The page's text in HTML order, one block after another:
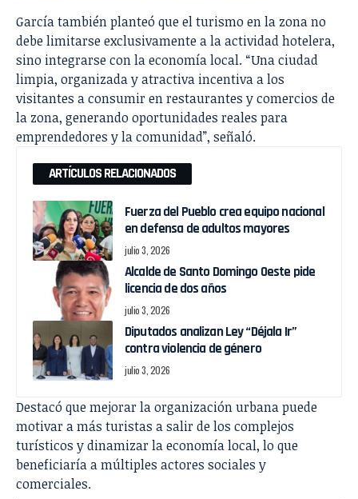
García también planteó que el turismo en la zona no
debe limitarse exclusivamente a la actividad hotelera,
sino integrarse con la economía local. “Una ciudad
limpia, organizada y atractiva incentiva a los
visitantes a consumir en restaurantes y comercios de
la zona, generando oportunidades reales para
emprendedores y la comunidad”, señaló.
ARTÍCULOS RELACIONADOS
Fuerza del Pueblo crea equipo nacional
en defensa de adultos mayores
julio 3, 2026
Alcalde de Santo Domingo Oeste pide
licencia de dos años
julio 3, 2026
Diputados analizan Ley “Déjala Ir”
contra violencia de género
julio 3, 2026
Destacó que mejorar la organización urbana puede
motivar a más turistas a salir de los complejos
turísticos y dinamizar la economía local, lo que
beneficiaría a múltiples actores sociales y
comerciales.